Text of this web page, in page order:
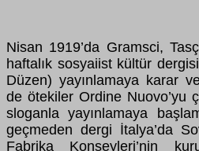
Nisan 1919’da Gramsci,
haftalık sosyaiist kültür
Düzen) yayınlamaya karar
de ötekiler Ordine Nuovo’yu
sloganla yayınlamaya
geçmeden dergi İtalya’da
Fabrika Konseyleri’nin